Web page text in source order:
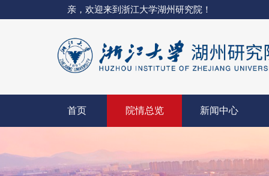
亲，欢迎来到浙江大学湖州研究院！
首页 院情总览 新闻中心